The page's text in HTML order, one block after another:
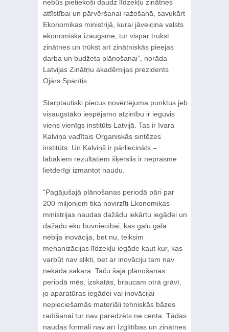
nebūs pietiekoši daudz līdzekļu zinātnes
attīstībai un pārvēršanai ražošanā, savukārt
Ekonomikas ministrijā, kurai jāveicina valsts
ekonomiskā izaugsme, tur vispār trūkst
zinātnes un trūkst arī zinātniskās pieejas
darba un budžeta plānošanai”, norāda
Latvijas Zinātņu akadēmijas prezidents
Ojārs Spārītis.
Starptautiski piecus novērtējuma punktus jeb
visaugstāko iespējamo atzinību ir ieguvis
viens vienīgs institūts Latvijā. Tas ir Ivara
Kalviņa vadītais Organiskās sintēzes
institūts. Un Kalviņš ir pārliecināts –
labākiem rezultātiem šķērslis ir neprasme
lietderīgi izmantot naudu.
“Pagājušajā plānošanas periodā pāri par
200 miljoniem tika novirzīti Ekonomikas
ministrijas naudas dažādu iekārtu iegādei un
dažādu ēku būvniecībai, kas galu galā
nebija inovācija, bet nu, teiksim
mehanizācijas līdzekļu iegāde kaut kur, kas
varbūt nav slikti, bet ar inovāciju tam nav
nekāda sakara. Taču šajā plānošanas
periodā mēs, izskatās, braucam otrā grāvī,
jo aparatūras iegādei vai inovācijai
nepieciešamās materiāli tehniskās bāzes
radīšanai tur nav paredzēts ne centa. Tādas
naudas formāli nav arī Izglītības un zinātnes